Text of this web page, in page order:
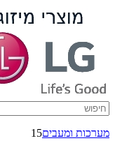
מערכות ומעבים15